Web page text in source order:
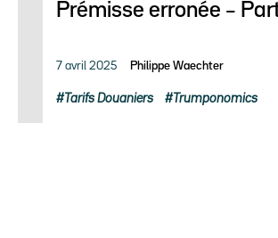
Prémisse erronée –
7 avril 2025 Philippe Waechter
Tarifs Douaniers Trumponomics